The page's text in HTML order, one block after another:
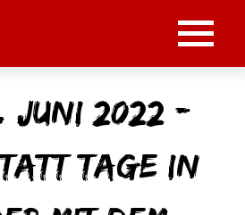
Juni 2022 -
in